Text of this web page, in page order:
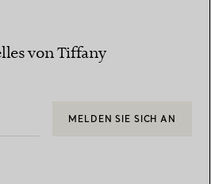
von Tiffany
MELDEN SIE SICH AN